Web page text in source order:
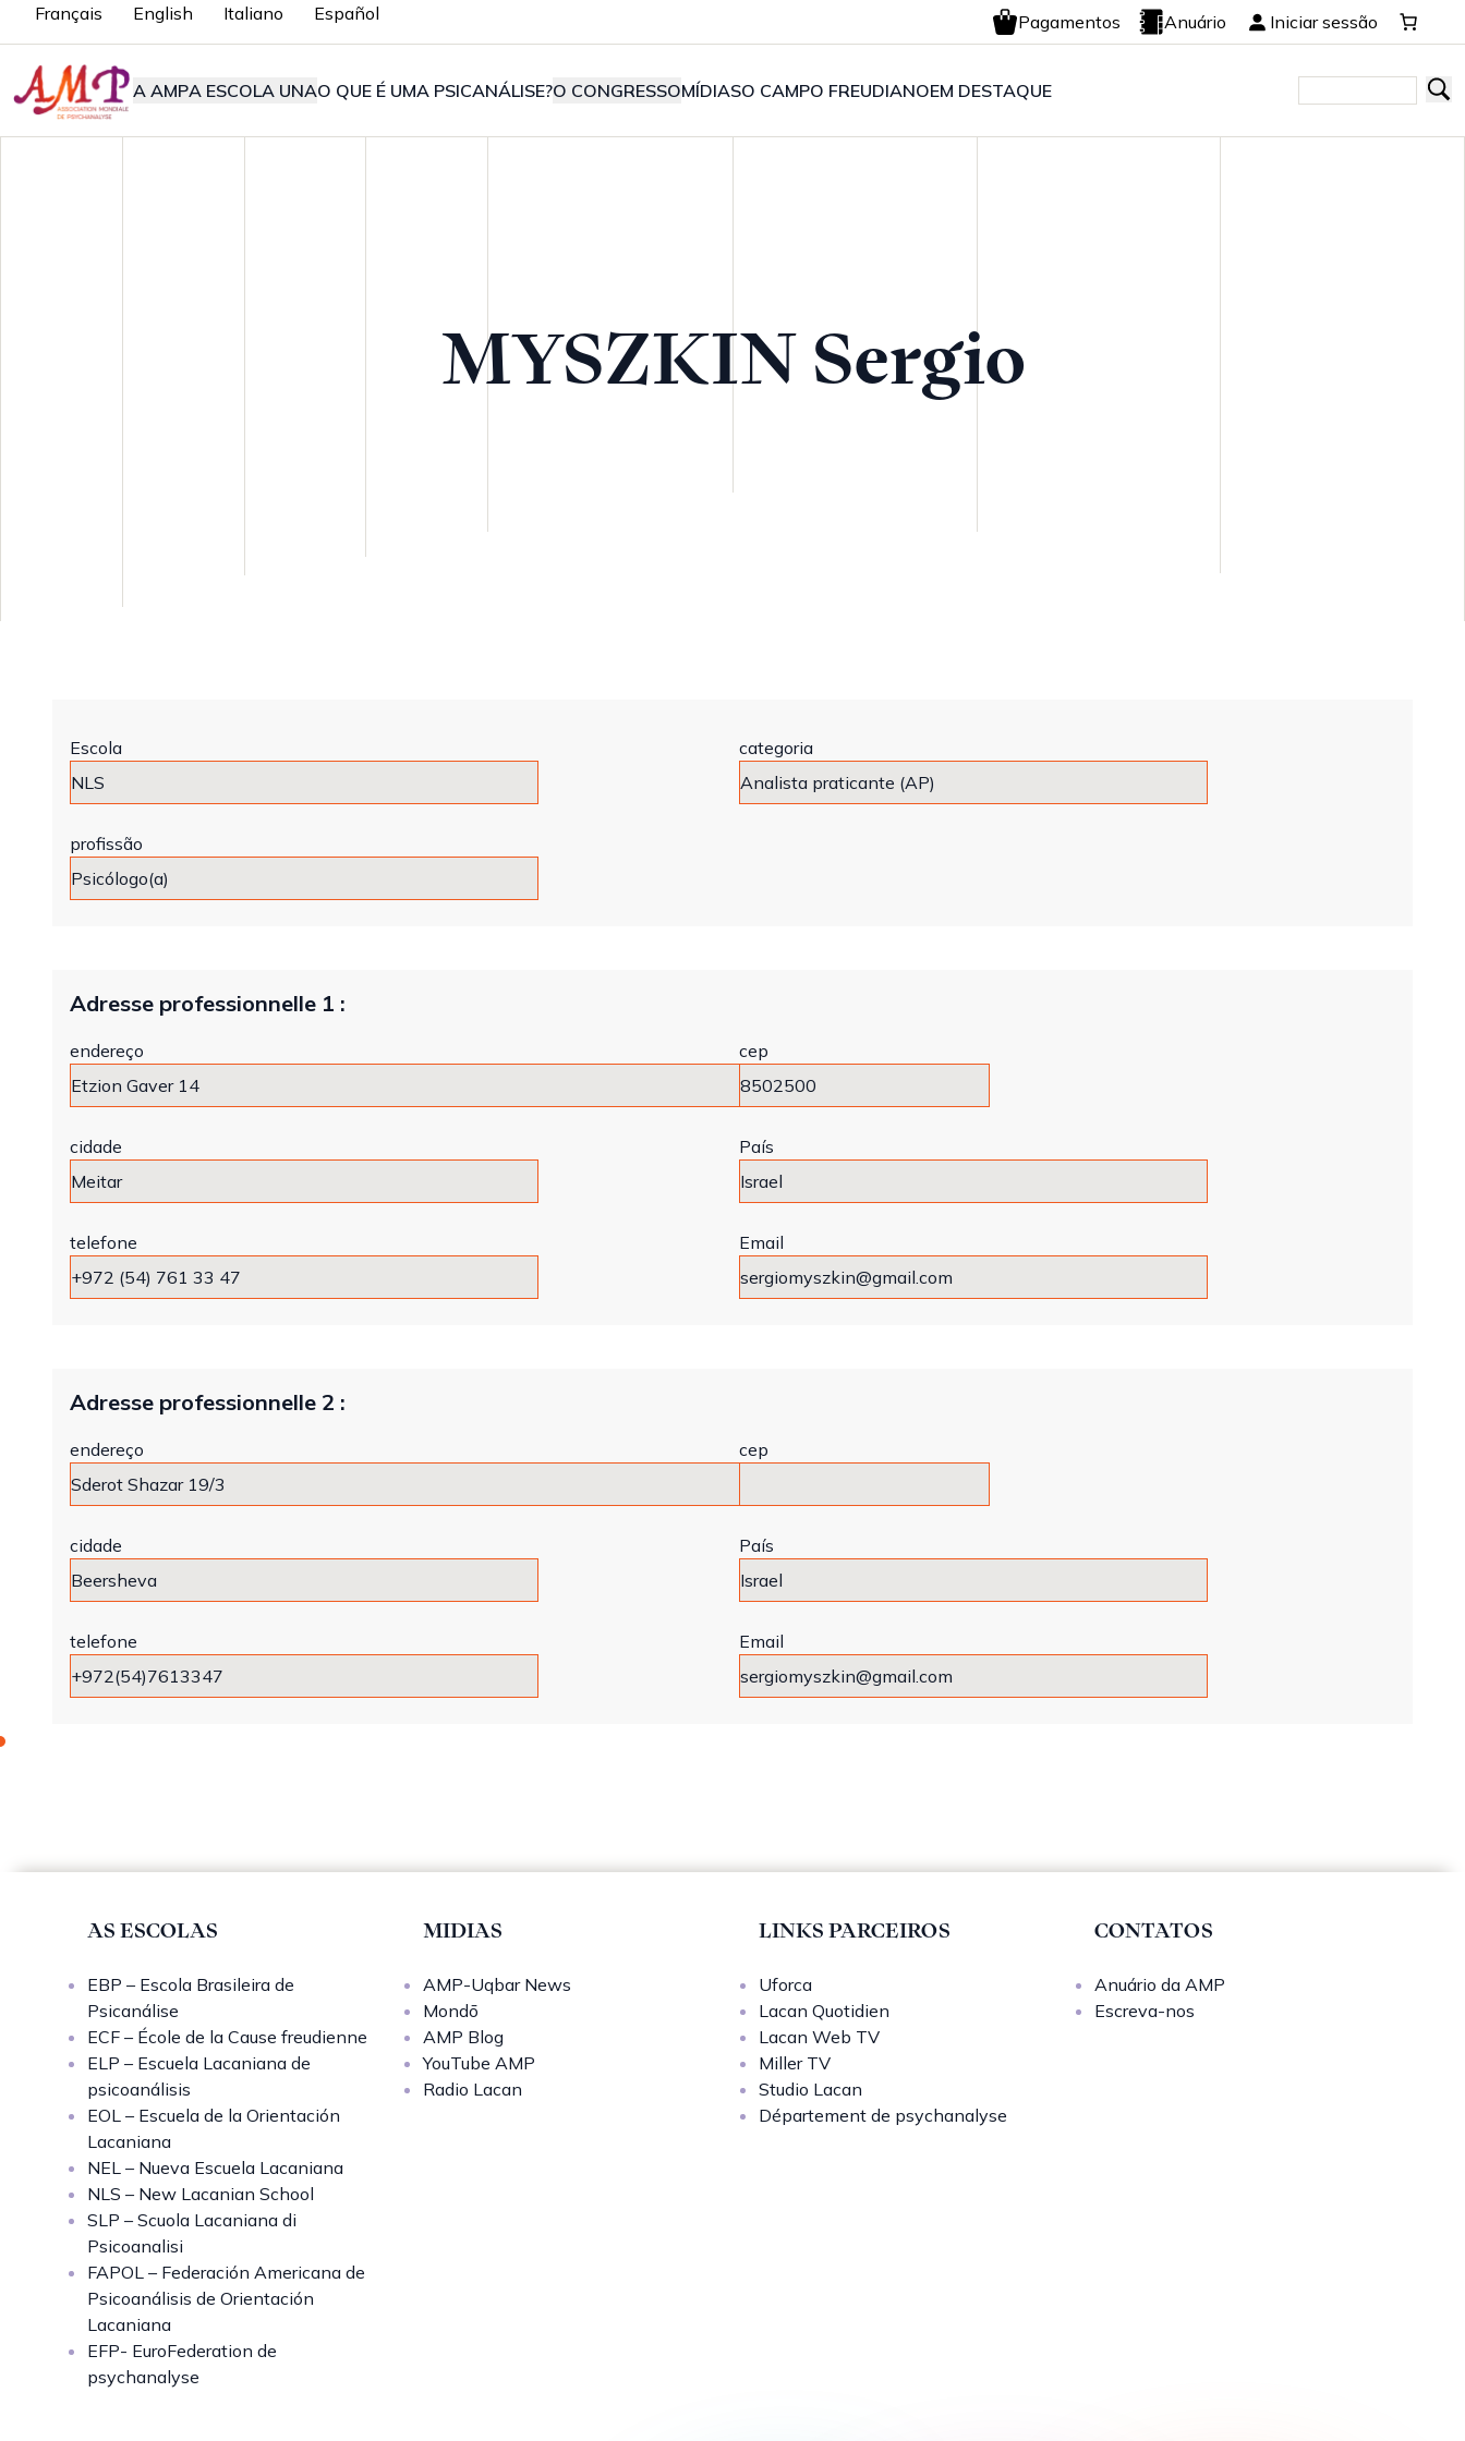
Français English Italiano Español Pagamentos Anuário Iniciar sessão
A AMPA ESCOLA UNAO QUE É UMA PSICANÁLISE?O CONGRESSOMÍDIASO CAMPO FREUDIANOEM DESTAQUE
MYSZKIN Sergio
Escola categoria
profissão
Adresse professionnelle 1 :
endereço cep
cidade País
telefone Email
Adresse professionnelle 2 :
endereço cep
cidade País
telefone Email
AS ESCOLAS
EBP – Escola Brasileira de
Psicanálise
ECF – École de la Cause freudienne
ELP – Escuela Lacaniana de
psicoanálisis
EOL – Escuela de la Orientación
Lacaniana
NEL – Nueva Escuela Lacaniana
NLS – New Lacanian School
SLP – Scuola Lacaniana di
Psicoanalisi
FAPOL – Federación Americana de
Psicoanálisis de Orientación
Lacaniana
EFP- EuroFederation de
psychanalyse
MIDIAS
AMP-Uqbar News
Mondō
AMP Blog
YouTube AMP
Radio Lacan
LINKS PARCEIROS
Uforca
Lacan Quotidien
Lacan Web TV
Miller TV
Studio Lacan
Département de psychanalyse
CONTATOS
Anuário da AMP
Escreva-nos